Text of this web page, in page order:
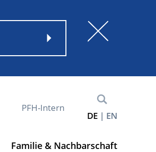
Familie & Nachbarschaft
PFH-Intern
DE EN